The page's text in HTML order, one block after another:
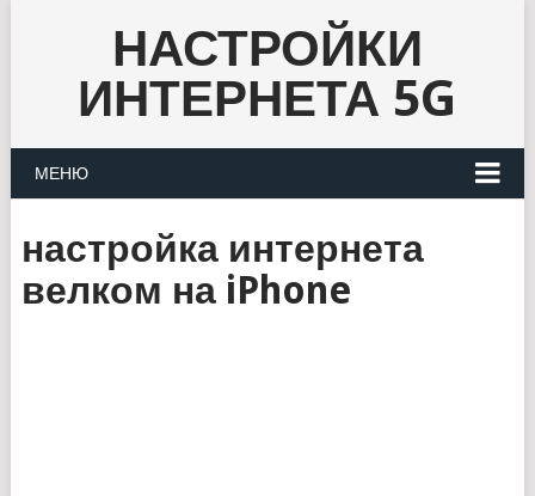
НАСТРОЙКИ
ИНТЕРНЕТА 5G
МЕНЮ
настройка интернета
велком на iPhone